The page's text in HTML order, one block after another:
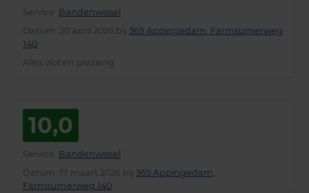
Service Bandenwissel
Datum : 20 april 2026 bij 365 Appingedam, Farmsumerweg
140
Alles vlot en plezierig
10,0
Service Bandenwissel
Datum : 17 maart 2026 bij 365 Appingedam,
Farmsumerweg 140